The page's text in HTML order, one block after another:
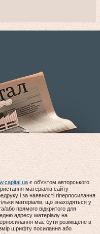
є об'єктом авторського
матеріалів сайту
і за наявності гіперпосилання
матеріалів, що знаходяться у
або прямого відкритого для
адресу матеріалу на
має бути розміщене в
шрифту посилання або